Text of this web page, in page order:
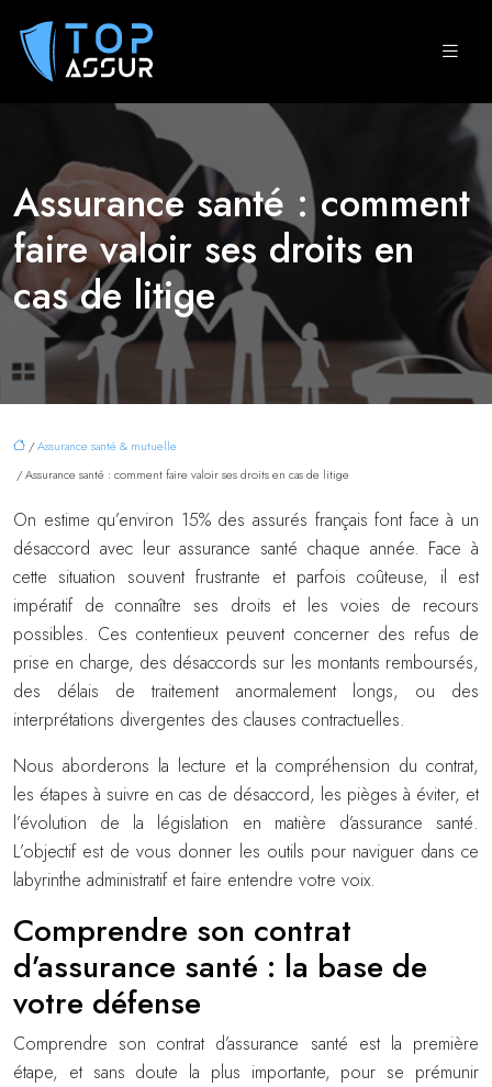
Assurance santé : comment
faire valoir ses droits en
cas de litige
/Assurance santé & mutuelle
/ Assurance santé : comment faire valoir ses droits en cas de litige
On estime qu’environ 15% des assurés français font face à un
désaccord avec leur assurance santé chaque année. Face à
cette situation souvent frustrante et parfois coûteuse, il est
impératif de connaître ses droits et les voies de recours
possibles. Ces contentieux peuvent concerner des refus de
prise en charge, des désaccords sur les montants remboursés,
des délais de traitement anormalement longs, ou des
interprétations divergentes des clauses contractuelles.
Nous aborderons la lecture et la compréhension du contrat,
les étapes à suivre en cas de désaccord, les pièges à éviter, et
l’évolution de la législation en matière d’assurance santé.
L’objectif est de vous donner les outils pour naviguer dans ce
labyrinthe administratif et faire entendre votre voix.
Comprendre son contrat
d’assurance santé : la base de
votre défense
Comprendre son contrat d’assurance santé est la première
étape, et sans doute la plus importante, pour se prémunir